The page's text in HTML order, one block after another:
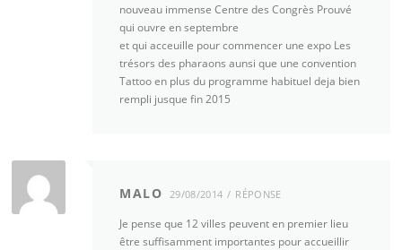
nouveau immense Centre des Congrès Prouvé
qui ouvre en septembre
et qui acceuille pour commencer une expo Les
trésors des pharaons aunsi que une convention
Tattoo en plus du programme habituel deja bien
rempli jusque fin 2015
MALO 29/08/2014 RÉPONSE
Je pense que 12 villes peuvent en premier lieu
être suffisamment importantes pour accueillir